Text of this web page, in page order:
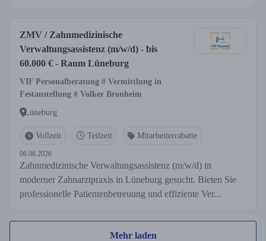
ZMV / Zahnmedizinische
Verwaltungsassistenz (m/w/d) - bis
60.000 € - Raum Lüneburg
VIF Personalberatung # Vermittlung in
Festanstellung # Volker Bronheim
Lüneburg
Vollzeit Teilzeit Mitarbeiterrabatte
06.08.2026
Zahnmedizinische Verwaltungsassistenz (m/w/d) in
moderner Zahnarztpraxis in Lüneburg gesucht. Bieten Sie
professionelle Patientenbetreuung und effiziente Ver...
Mehr laden